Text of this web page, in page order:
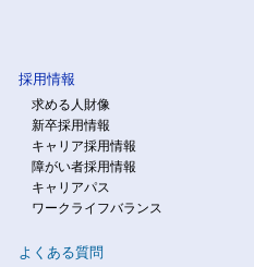
採用情報
求める人財像
新卒採用情報
キャリア採用情報
障がい者採用情報
キャリアパス
ワークライフバランス
よくある質問